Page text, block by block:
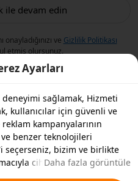
ile devam edin
onayladığınızı ve Gizlilik Politikası
etmiş olursunuz.
Ayarları
sağlamak, Hizmeti
kullanıcılar için güvenli ve
kampanyalarının
benzer teknolojileri
seçerseniz, bizim ve birlikte
cihazınızda çerezleri ve
Daha fazla görüntüle